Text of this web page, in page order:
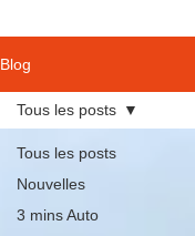
Blog
Tous les posts
Nouvelles
3 mins Auto
Tous les posts